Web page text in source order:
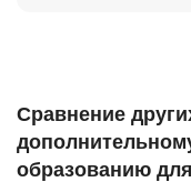
Сравнение
образованию